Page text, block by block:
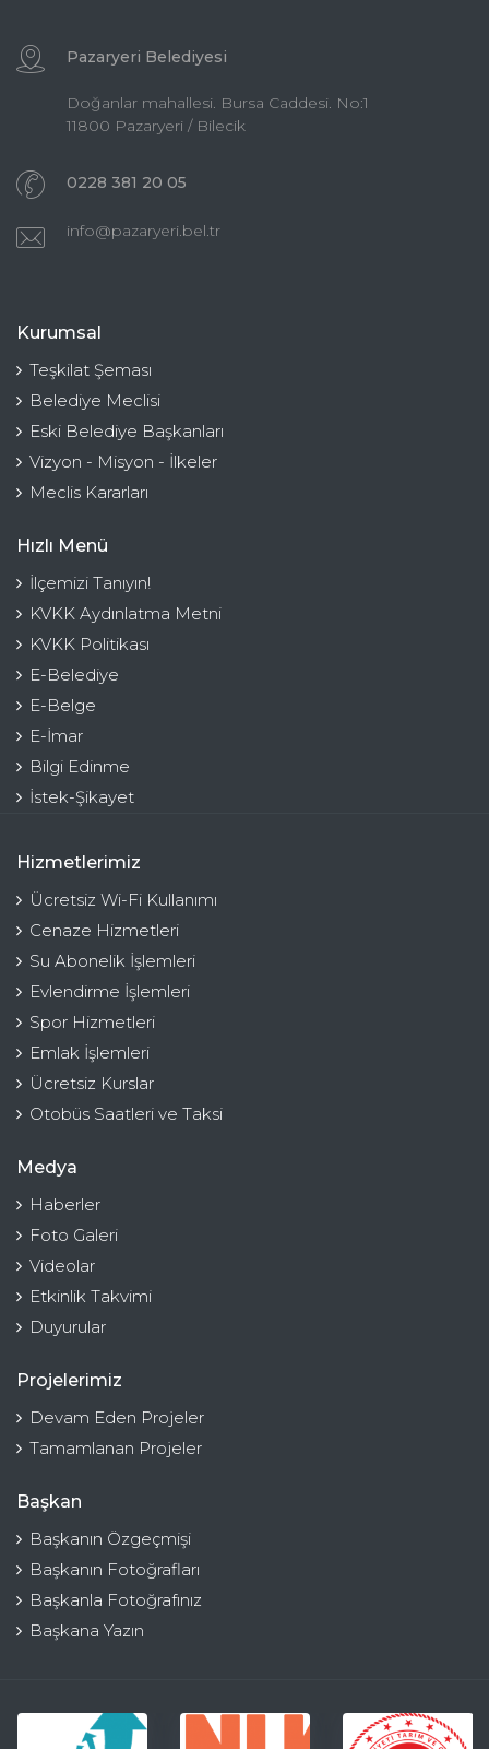
Pazaryeri Belediyesi
Doğanlar mahallesi. Bursa Caddesi. No:1
11800 Pazaryeri / Bilecik
0228 381 20 05
info@pazaryeri.bel.tr
Kurumsal
Teşkilat Şeması
Belediye Meclisi
Eski Belediye Başkanları
Vizyon - Misyon - İlkeler
Meclis Kararları
Hızlı Menü
İlçemizi Tanıyın!
KVKK Aydınlatma Metni
KVKK Politikası
E-Belediye
E-Belge
E-İmar
Bilgi Edinme
İstek-Şikayet
Hizmetlerimiz
Ücretsiz Wi-Fi Kullanımı
Cenaze Hizmetleri
Su Abonelik İşlemleri
Evlendirme İşlemleri
Spor Hizmetleri
Emlak İşlemleri
Ücretsiz Kurslar
Otobüs Saatleri ve Taksi
Medya
Haberler
Foto Galeri
Videolar
Etkinlik Takvimi
Duyurular
Projelerimiz
Devam Eden Projeler
Tamamlanan Projeler
Başkan
Başkanın Özgeçmişi
Başkanın Fotoğrafları
Başkanla Fotoğrafınız
Başkana Yazın